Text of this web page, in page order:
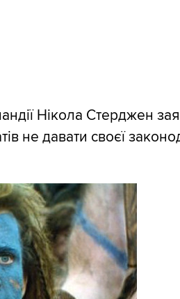
Нікола Стерджен
не давати своєї